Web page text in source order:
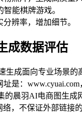
能棋牌游戏。
辨率，增加细节。
成数据评估
生成面向专业场景的
是：
的晨羽AI电商图生成
，不保证外部链接